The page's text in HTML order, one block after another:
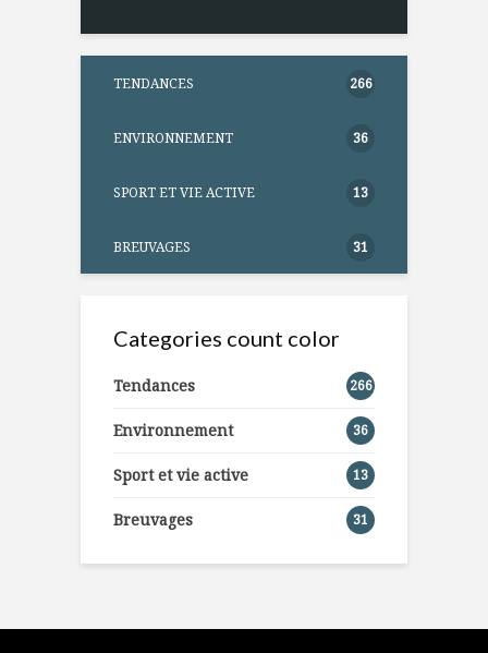
TENDANCES 266
ENVIRONNEMENT 36
SPORT ET VIE ACTIVE 13
BREUVAGES 31
Categories count color
Tendances 266
Environnement 36
Sport et vie active 13
Breuvages 31